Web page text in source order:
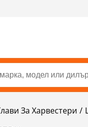
За Харвестери